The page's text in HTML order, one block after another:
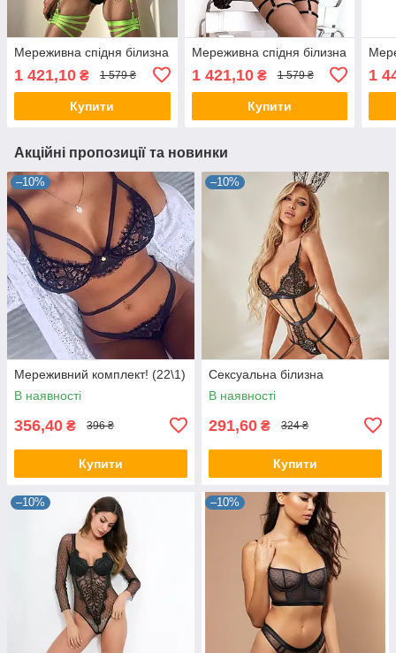
Мереживна спідня білизна
1 421,10 ₴ 1 579 ₴
Купити
Мереживна спідня білизна
1 421,10₴ 1 579 ₴
Купити
1
Акційні пропозиції та новинки
–10%
Мереживний комплект! (22\1)
В наявності
356,40 ₴ 396 ₴
Купити
–10%
Сексуальна білизна
В наявності
291,60 ₴ 324 ₴
Купити
–10% –10%